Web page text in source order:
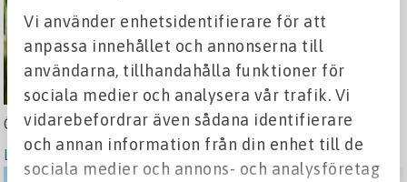
Vi använder enhetsidentifierare för att
anpassa innehållet och annonserna till
användarna, tillhandahålla funktioner för
sociala medier och analysera vår trafik. Vi
vidarebefordrar även sådana identifierare
och annan information från din enhet till de
sociala medier och annons- och analysföretag
Öppettider i påsk
Läs mer